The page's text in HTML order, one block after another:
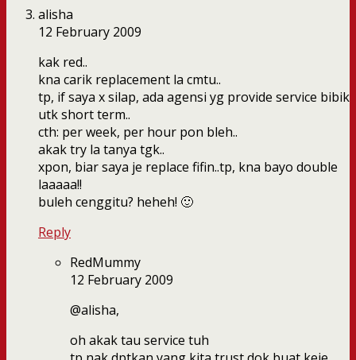
alisha
12 February 2009
kak red..
kna carik replacement la cmtu..
tp, if saya x silap, ada agensi yg provide service bibik
utk short term..
cth: per week, per hour pon bleh..
akak try la tanya tgk..
xpon, biar saya je replace fifin..tp, kna bayo double
laaaaa!!
buleh cenggitu? heheh! 🙂
Reply
RedMummy
12 February 2009
@alisha,
oh akak tau service tuh